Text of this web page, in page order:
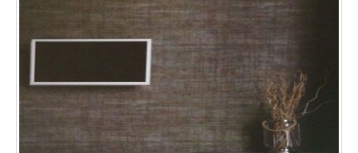
بانک، بیمه و سرمایه
مسکن و ساختمان